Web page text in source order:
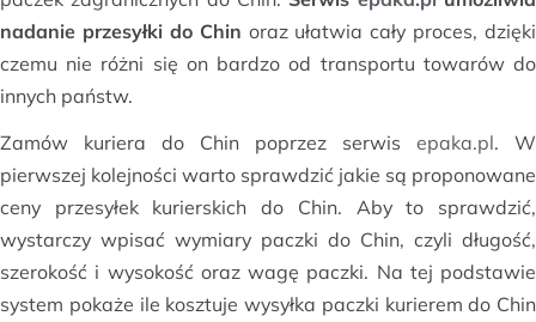
nadanie przesyłki do Chin oraz ułatwia cały proces, dzięki
czemu nie różni się on bardzo od transportu towarów do
innych państw.
Zamów kuriera do Chin poprzez serwis epaka.pl. W
pierwszej kolejności warto sprawdzić jakie są proponowane
ceny przesyłek kurierskich do Chin. Aby to sprawdzić,
wystarczy wpisać wymiary paczki do Chin, czyli długość,
szerokość i wysokość oraz wagę paczki. Na tej podstawie
system pokaże ile kosztuje wysyłka paczki kurierem do Chin